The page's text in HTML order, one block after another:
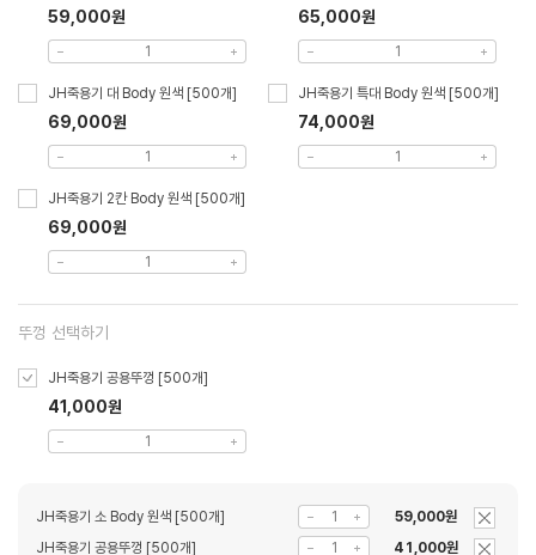
59,000원 65,000원
JH죽용기 대 Body 원색 [500개]
69,000원
JH죽용기 특대 Body 원색 [500개]
74,000원
JH죽용기 2칸 Body 원색 [500개]
69,000원
뚜껑 선택하기
JH죽용기 공용뚜껑 [500개]
41,000원
JH죽용기 소 Body 원색 [500개]
59,000원
JH죽용기 공용뚜껑 [500개]
41,000원